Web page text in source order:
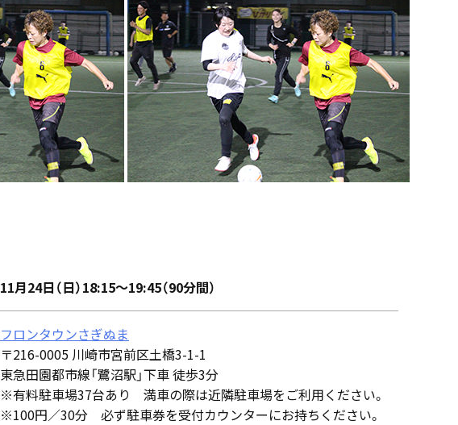
11月24日（日）18:15～19:45（90分間）
フロンタウンさぎぬま
〒216-0005 川崎市宮前区土橋3-1-1
東急田園都市線「鷺沼駅」下車 徒歩3分
※有料駐車場37台あり 満車の際は近隣駐車場をご利用ください。
※100円／30分 必ず駐車券を受付カウンターにお持ちください。